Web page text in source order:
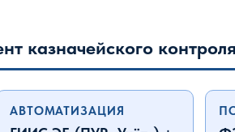
казначейского
АВТОМАТИЗАЦИЯ